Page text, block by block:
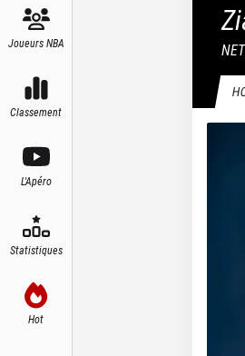
Joueurs NBA
Classement
L'Apéro
Statistiques
Hot